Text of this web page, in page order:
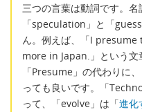
三つの言葉は動詞です。
「speculation」と「
ん。例えば、「I
more in Japan.」という文
「Presume」の代わりに
っても良いです。「
って、「evolve」は「進化